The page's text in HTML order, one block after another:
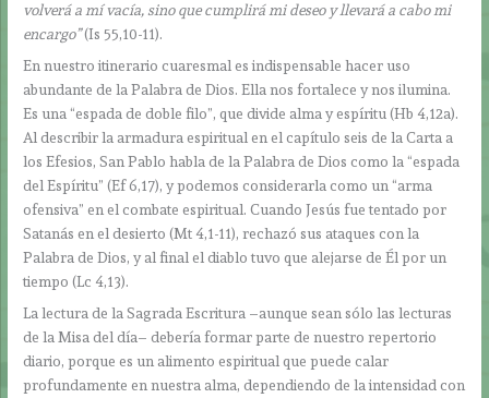
volverá a mí vacía, sino que cumplirá mi deseo y llevará a cabo mi
encargo”(Is 55,10-11).
En nuestro itinerario cuaresmal es indispensable hacer uso
abundante de la Palabra de Dios. Ella nos fortalece y nos ilumina.
Es una “espada de doble filo”, que divide alma y espíritu (Hb 4,12a).
Al describir la armadura espiritual en el capítulo seis de la Carta a
los Efesios, San Pablo habla de la Palabra de Dios como la “espada
del Espíritu” (Ef 6,17), y podemos considerarla como un “arma
ofensiva” en el combate espiritual. Cuando Jesús fue tentado por
Satanás en el desierto (Mt 4,1-11), rechazó sus ataques con la
Palabra de Dios, y al final el diablo tuvo que alejarse de Él por un
tiempo (Lc 4,13).
La lectura de la Sagrada Escritura –aunque sean sólo las lecturas
de la Misa del día– debería formar parte de nuestro repertorio
diario, porque es un alimento espiritual que puede calar
profundamente en nuestra alma, dependiendo de la intensidad con